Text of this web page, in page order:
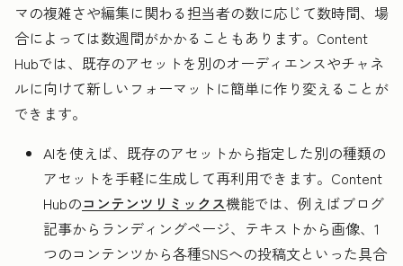
マの複雑さや編集に関わる担当者の数に応じて数時間、場
合によっては数週間がかかることもあります。Content
Hubでは、既存のアセットを別のオーディエンスやチャネ
ルに向けて新しいフォーマットに簡単に作り変えることが
できます。
AIを使えば、既存のアセットから指定した別の種類の
アセットを手軽に生成して再利用できます。Content
Hubのコンテンツリミックス機能では、例えばブログ
記事からランディングページ、テキストから画像、1
つのコンテンツから各種SNSへの投稿文といった具合